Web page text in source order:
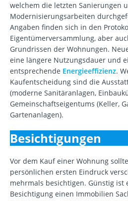
welchem die letzten Sanierungen
Modernisierungsarbeiten
Angaben finden sich in den
Eigentümerversammlung, aber
Grundrissen der Wohnungen.
eine längere Nutzungsdauer und
entsprechende Energieeffizienz.
Kaufentscheidung sind die
(moderne Sanitäranlagen,
Gemeinschaftseigentums (Keller,
Gartenanlagen).
Besichtigungen
Vor dem Kauf einer Wohnung
persönlichen ersten Eindruck
mehrmals besichtigen. Günstig ist
Besichtigung einen Immobilien